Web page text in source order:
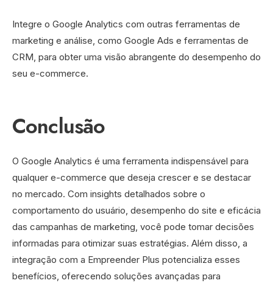
Integre o Google Analytics com outras ferramentas de
marketing e análise, como Google Ads e ferramentas de
CRM, para obter uma visão abrangente do desempenho do
seu e-commerce.
Conclusão
O Google Analytics é uma ferramenta indispensável para
qualquer e-commerce que deseja crescer e se destacar
no mercado. Com insights detalhados sobre o
comportamento do usuário, desempenho do site e eficácia
das campanhas de marketing, você pode tomar decisões
informadas para otimizar suas estratégias. Além disso, a
integração com a Empreender Plus potencializa esses
benefícios, oferecendo soluções avançadas para